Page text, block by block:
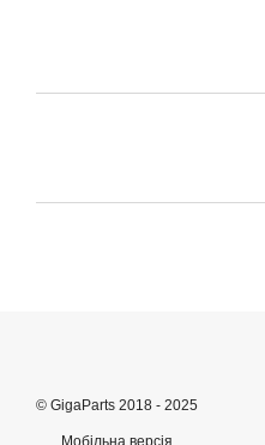
© GigaParts 2018 - 2025
Мобільна версія